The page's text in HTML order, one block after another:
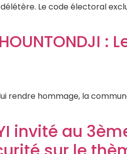
Le code électoral
:
rendre hommage, la
invité au